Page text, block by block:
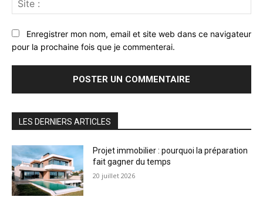
:
Enregistrer mon nom, email et site web dans ce navigateur
pour la prochaine fois que je commenterai.
LES DERNIERS ARTICLES
Projet immobilier : pourquoi la préparation
fait gagner du temps
20 juillet 2026